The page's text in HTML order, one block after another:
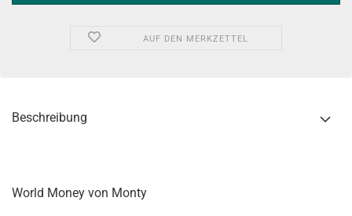
AUF DEN MERKZETTEL
Beschreibung
World Money von Monty